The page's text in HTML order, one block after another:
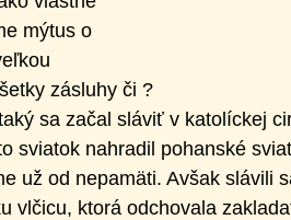
mýtus o
zásluhy či ?
sa začal sláviť v katolíckej
sviatok nahradil pohanské
už od nepamäti. Avšak slávili
vlčicu, ktorá odchovala